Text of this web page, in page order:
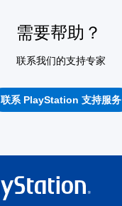
需要帮助？
联系我们的支持专家
联系 PlayStation 支持服务